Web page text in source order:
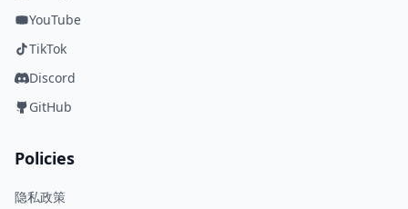
YouTube
TikTok
Discord
GitHub
Policies
隐私政策